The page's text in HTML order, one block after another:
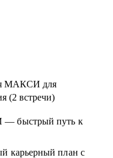
МАКСИ для
(2 встречи)
— быстрый путь к
карьерный план с